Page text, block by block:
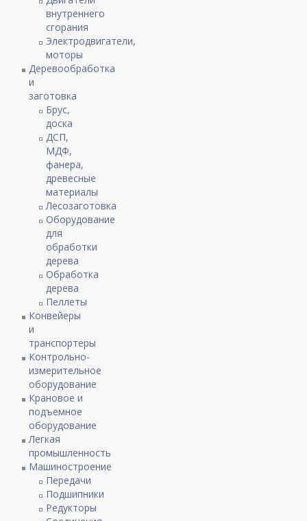
внутреннего
сгорания
Электродвигатели,
моторы
Деревообработка
и
заготовка
Брус,
доска
ДСП,
МДФ,
фанера,
древесные
материалы
Лесозаготовка
Оборудование
для
обработки
дерева
Обработка
дерева
Пеллеты
Конвейеры
и
транспортеры
Контрольно-
измерительное
оборудование
Крановое и
подъемное
оборудование
Легкая
промышленность
Машиностроение
Передачи
Подшипники
Редукторы